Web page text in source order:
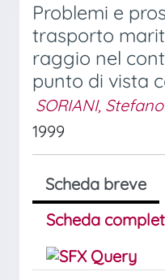
Problemi e
trasporto
raggio nel
punto di vista
SORIANI, Stefano
1999
Scheda breve
Scheda